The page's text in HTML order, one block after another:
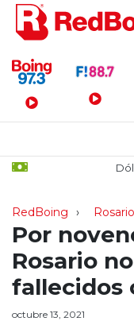
Menú
Dólar
RedBoing Rosario
Por
Rosario
fallecidos
octubre 13, 2021